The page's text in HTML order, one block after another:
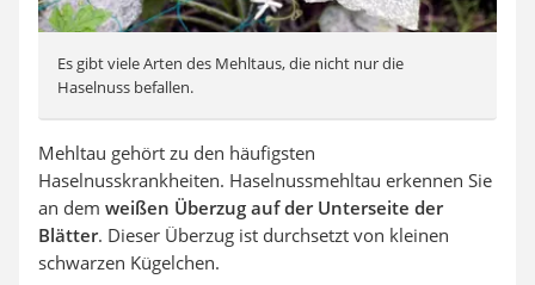
Es gibt viele Arten des Mehltaus, die nicht nur die
Haselnuss befallen.
Mehltau gehört zu den häufigsten
Haselnusskrankheiten. Haselnussmehltau erkennen Sie
an dem weißen Überzug auf der Unterseite der
Blätter. Dieser Überzug ist durchsetzt von kleinen
schwarzen Kügelchen.